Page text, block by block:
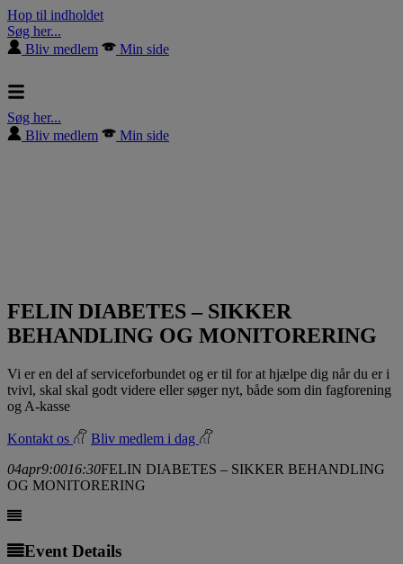
Hop til indholdet
Søg her...
Bliv medlem
Min side
Søg her...
Bliv medlem
Min side
FELIN DIABETES – SIKKER
BEHANDLING OG MONITORERING
Vi er en del af serviceforbundet og er til for at hjælpe dig når du er i
tvivl, skal skal godt videre eller søger nyt, både som din fagforening
og A-kasse
Kontakt os
Bliv medlem i dag
04apr9:0016:30FELIN DIABETES – SIKKER BEHANDLING
OG MONITORERING
Event Details